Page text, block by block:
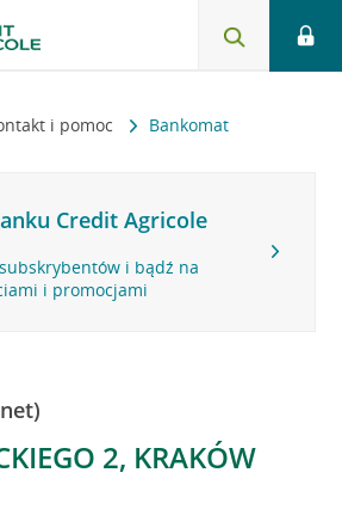
i pomoc Bankomat
Credit Agricole
i bądź na
i promocjami
2, KRAKÓW